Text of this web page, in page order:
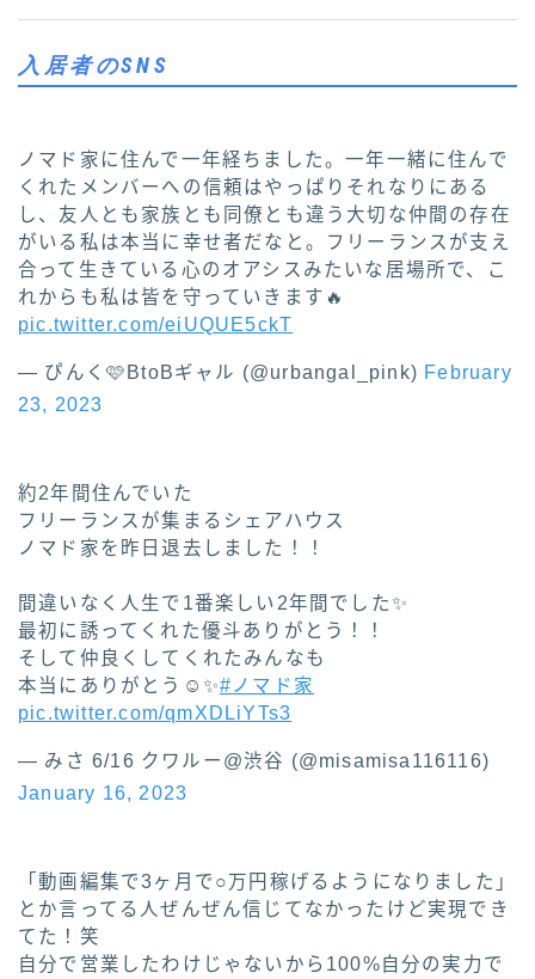
入居者のSNS
ノマド家に住んで一年経ちました。一年一緒に住んで
くれたメンバーへの信頼はやっぱりそれなりにある
し、友人とも家族とも同僚とも違う大切な仲間の存在
がいる私は本当に幸せ者だなと。フリーランスが支え
合って生きている心のオアシスみたいな居場所で、こ
れからも私は皆を守っていきます🔥
pic.twitter.com/eiUQUE5ckT
— ぴんく🩷BtoBギャル (@urbangal_pink) February
23, 2023
約2年間住んでいた
フリーランスが集まるシェアハウス
ノマド家を昨日退去しました！！
間違いなく人生で1番楽しい2年間でした✨
最初に誘ってくれた優斗ありがとう！！
そして仲良くしてくれたみんなも
本当にありがとう☺️✨#ノマド家
pic.twitter.com/qmXDLiYTs3
— みさ 6/16 クワルー@渋谷 (@misamisa116116)
January 16, 2023
「動画編集で3ヶ月で○万円稼げるようになりました」
とか言ってる人ぜんぜん信じてなかったけど実現でき
てた！笑
自分で営業したわけじゃないから100%自分の実力で